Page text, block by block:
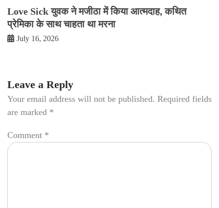
Love Sick युवक ने मजीठा में किया आत्मदाह, कथित
प्रेमिका के साथ चाहता था मरना
July 16, 2026
Leave a Reply
Your email address will not be published. Required fields
are marked *
Comment *